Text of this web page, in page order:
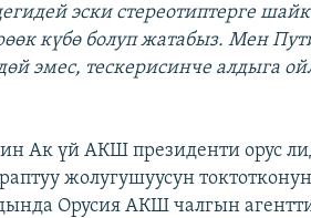
эcки стереотиптерге
күбө болуп жатабыз. Мен
эмес, тескерисинче алдыга
Ак үй АКШ президенти орус
жолугушуусун токтотконун
Орусия АКШ чалгын